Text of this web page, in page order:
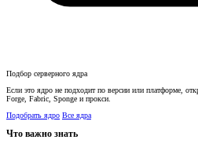
Подбор серверного ядра
Если это ядро не подходит по версии или платформе,
Forge, Fabric, Sponge и прокси.
Подобрать ядро Все ядра
Что важно знать